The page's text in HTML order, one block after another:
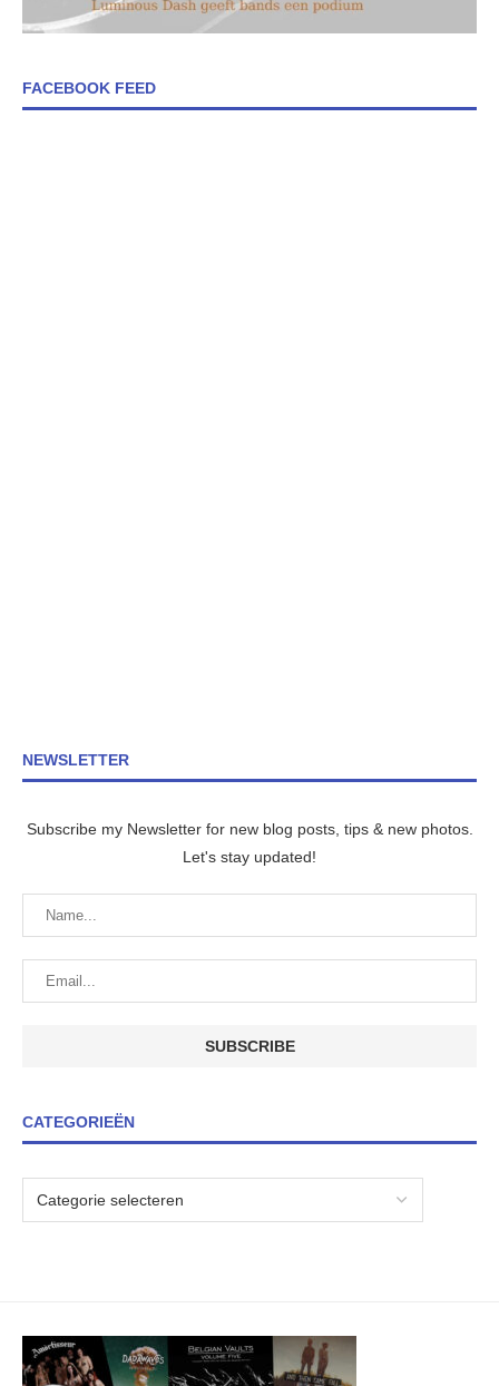
FACEBOOK FEED
NEWSLETTER
Subscribe my Newsletter for new blog posts, tips & new photos.
Let's stay updated!
CATEGORIEËN